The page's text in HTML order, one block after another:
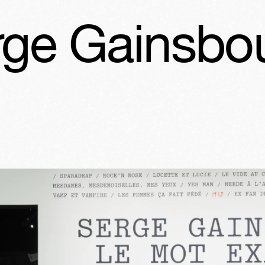
le